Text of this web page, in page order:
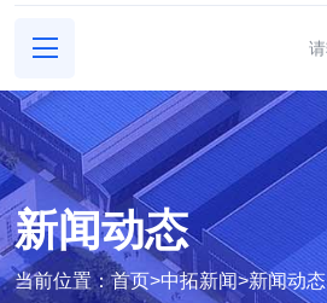
新闻动态
当前位置：首页>中拓新闻>新闻动态